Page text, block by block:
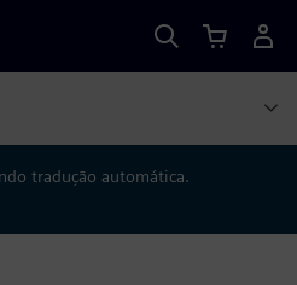
tradução automática.